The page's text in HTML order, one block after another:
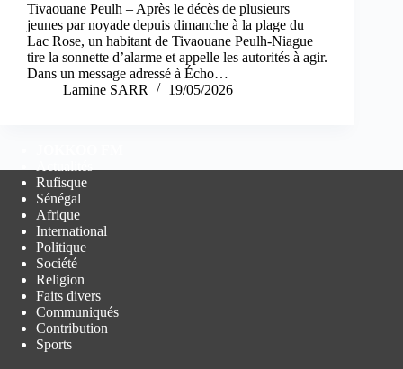
Tivaouane Peulh – Après le décès de plusieurs
jeunes par noyade depuis dimanche à la plage du
Lac Rose, un habitant de Tivaouane Peulh-Niague
tire la sonnette d’alarme et appelle les autorités à agir.
Dans un message adressé à Écho…
Lamine SARR
19/05/2026
Rufisque
Sénégal
Afrique
International
Politique
Société
Religion
Faits divers
Communiqués
Contribution
Sports